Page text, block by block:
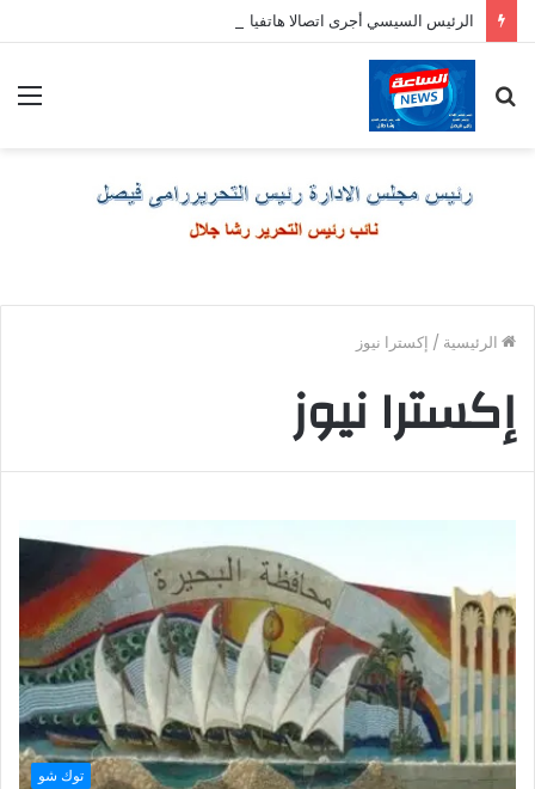
الرئيس السيسي أجرى اتصالا هاتفيا برئيس وزراء اليونان
عن
الرئيسية / إكسترا نيوز
إكسترا نيوز
توك شو